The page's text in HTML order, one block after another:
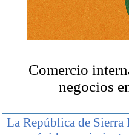
Maestría en Negocios en
Internacionales,Comercio
Comercio
negocios
La República de Sierra